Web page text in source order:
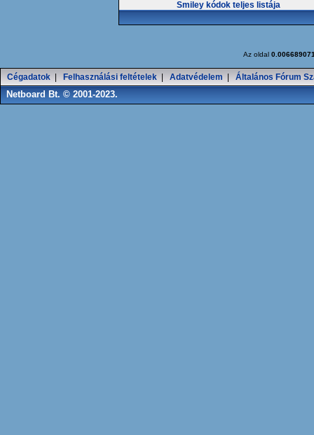
Smiley kódok teljes listája
Az oldal
Cégadatok Felhasználási feltételek Adatvédelem Általános Fórum
Netboard Bt. © 2001-2023.